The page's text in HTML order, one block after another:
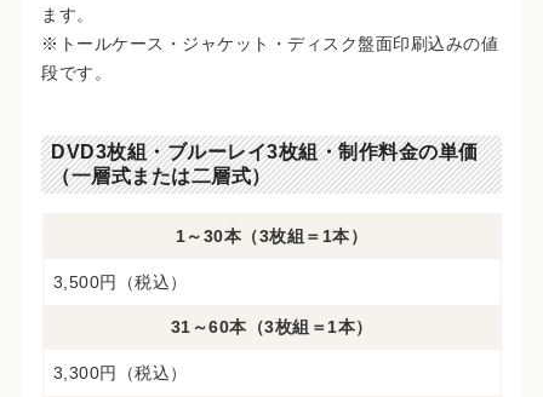
ます。
※トールケース・ジャケット・ディスク盤面印刷込みの値
段です。
DVD3枚組・ブルーレイ3枚組・制作料金の単価
（一層式または二層式）
1～30本（3枚組＝1本）
3,500円（税込）
31～60本（3枚組＝1本）
3,300円（税込）